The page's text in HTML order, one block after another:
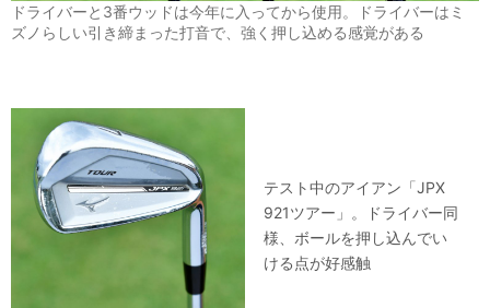
ドライバーと3番ウッドは今年に入ってから使用。ドライバーはミ
ズノらしい引き締まった打音で、強く押し込める感覚がある
テスト中のアイアン「JPX
921ツアー」。ドライバー同
様、ボールを押し込んでい
ける点が好感触